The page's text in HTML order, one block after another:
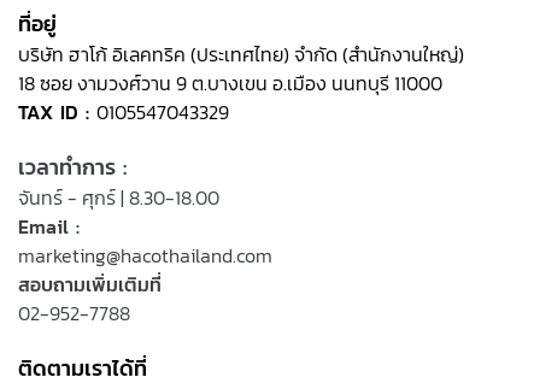
ที่อยู่
บริษัท ฮาโก้ อิเลคทริค (ประเทศไทย) จำกัด (สำนักงานใหญ่)
18 ซอย งามวงศ์วาน 9 ต.บางเขน อ.เมือง นนทบุรี 11000
TAX ID : 0105547043329
เวลาทำการ :
จันทร์ - ศุกร์ | 8.30-18.00
Email :
marketing@hacothailand.com
สอบถามเพิ่มเติมที่
02-952-7788
ติดตามเราได้ที่